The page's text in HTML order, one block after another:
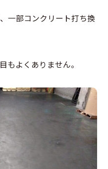
一部コンクリート打ち換
もよくありません。